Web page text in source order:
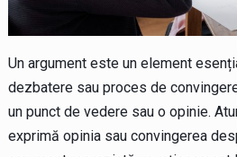
Un argument este un element
dezbatere sau proces de
un punct de vedere sau o opinie.
exprimă opinia sau convingerea